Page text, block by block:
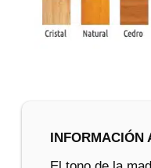
INFORMACIÓN